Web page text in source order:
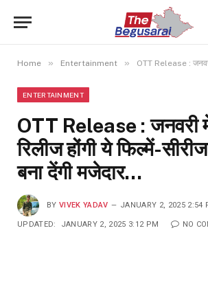
Home » Entertainment » OTT Release : जनवरी में ओटीटी पर रिलीज
ENTERTAINMENT
OTT Release : जनवरी
रिलीज होंगी ये फिल्में-
बना देंगी मजेदार…
BY VIVEK YADAV JANUARY 2, 2025 2:54
UPDATED: JANUARY 2, 2025 3:12 PM NO